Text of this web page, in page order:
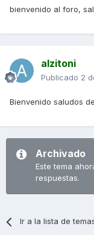
bienvenido al foro,
alzitoni
Publicado 2
Bienvenido saludos
Archivado
Este tema
respuestas.
Ir a la lista de